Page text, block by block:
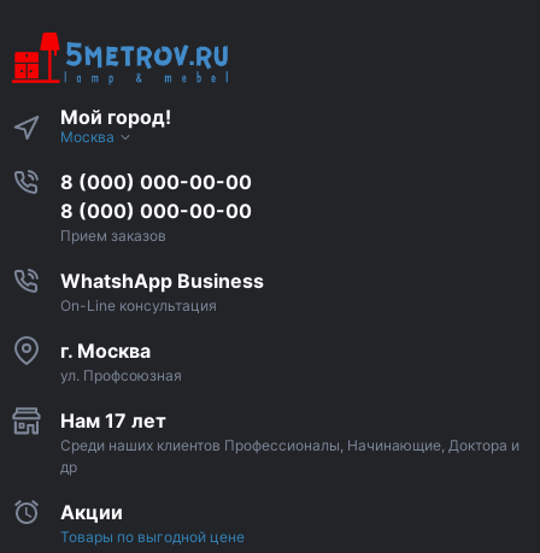
Мой город!
Москва
8 (000) 000-00-00
8 (000) 000-00-00
Прием заказов
WhatshApp Business
On-Line консультация
г. Москва
ул. Профсоюзная
Нам 17 лет
Среди наших клиентов Профессионалы, Начинающие, Доктора и
др
Акции
Товары по выгодной цене